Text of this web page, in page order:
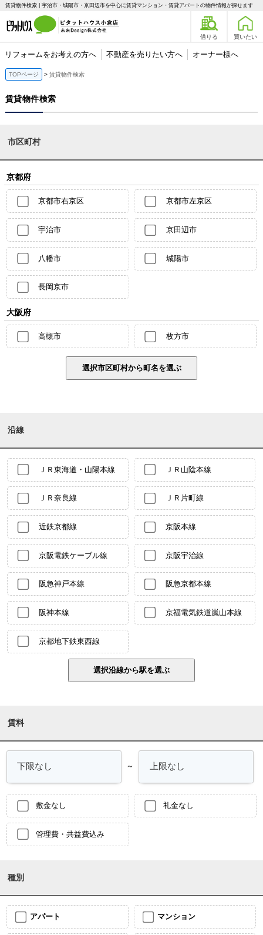
賃貸物件検索 | 宇治市・城陽市・京田辺市を中心に賃貸マンション・賃貸アパートの物件情報が探せます
借りる 買いたい
リフォームをお考えの方へ 不動産を売りたい方へ オーナー様へ
TOPページ 賃貸物件検索
賃貸物件検索
市区町村
京都府
京都市右京区 京都市左京区
宇治市 京田辺市
八幡市 城陽市
長岡京市
大阪府
高槻市 枚方市
沿線
ＪＲ東海道・山陽本線 ＪＲ山陰本線
ＪＲ奈良線 ＪＲ片町線
近鉄京都線 京阪本線
京阪電鉄ケーブル線 京阪宇治線
阪急神戸本線 阪急京都本線
阪神本線 京福電気鉄道嵐山本線
京都地下鉄東西線
賃料
～
敷金なし 礼金なし
管理費・共益費込み
種別
アパート マンション